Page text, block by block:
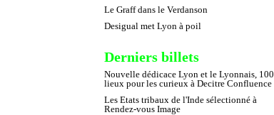
Le Graff dans le Verdanson
Desigual met Lyon à poil
Derniers billets
Nouvelle dédicace Lyon et le Lyonnais, 100
lieux pour les curieux à Decitre Confluence
Les Etats tribaux de l'Inde sélectionné à
Rendez-vous Image